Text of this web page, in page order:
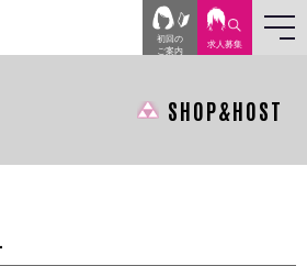
初回の
ご案内
求人 募集
SHOP&HOST